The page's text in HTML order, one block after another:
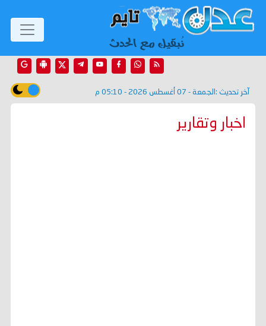
آخر تحديث : الجمعة - 07 أغسطس 2026 - 05:10 م
اخبار وتقارير